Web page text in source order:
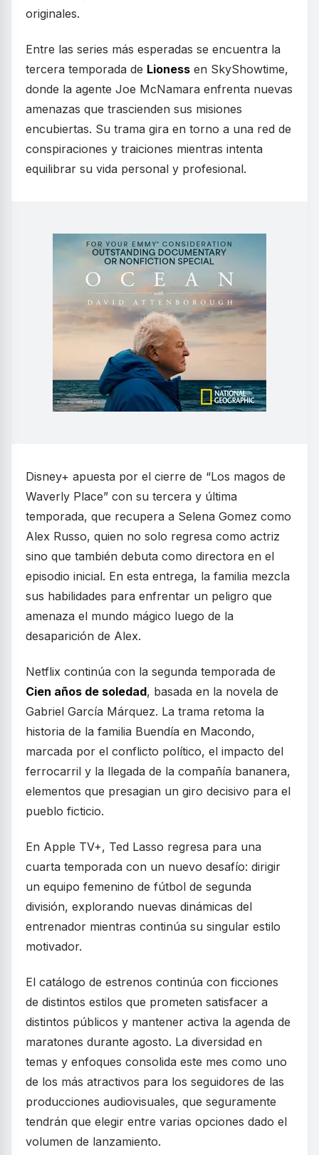
originales.
Entre las series más esperadas se encuentra la
tercera temporada de Lioness en SkyShowtime,
donde la agente Joe McNamara enfrenta nuevas
amenazas que trascienden sus misiones
encubiertas. Su trama gira en torno a una red de
conspiraciones y traiciones mientras intenta
equilibrar su vida personal y profesional.
Disney+ apuesta por el cierre de “Los magos de
Waverly Place” con su tercera y última
temporada, que recupera a Selena Gomez como
Alex Russo, quien no solo regresa como actriz
sino que también debuta como directora en el
episodio inicial. En esta entrega, la familia mezcla
sus habilidades para enfrentar un peligro que
amenaza el mundo mágico luego de la
desaparición de Alex.
Netflix continúa con la segunda temporada de
Cien años de soledad, basada en la novela de
Gabriel García Márquez. La trama retoma la
historia de la familia Buendía en Macondo,
marcada por el conflicto político, el impacto del
ferrocarril y la llegada de la compañía bananera,
elementos que presagian un giro decisivo para el
pueblo ficticio.
En Apple TV+, Ted Lasso regresa para una
cuarta temporada con un nuevo desafío: dirigir
un equipo femenino de fútbol de segunda
división, explorando nuevas dinámicas del
entrenador mientras continúa su singular estilo
motivador.
El catálogo de estrenos continúa con ficciones
de distintos estilos que prometen satisfacer a
distintos públicos y mantener activa la agenda de
maratones durante agosto. La diversidad en
temas y enfoques consolida este mes como uno
de los más atractivos para los seguidores de las
producciones audiovisuales, que seguramente
tendrán que elegir entre varias opciones dado el
volumen de lanzamiento.